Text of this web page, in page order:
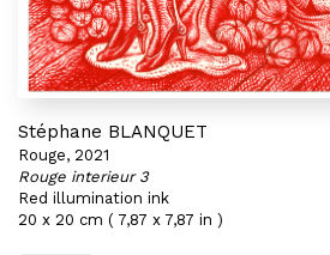
Stéphane BLANQUET
Rouge, 2021
Rouge interieur 3
Red illumination ink
20 x 20 cm ( 7,87 x 7,87 in )